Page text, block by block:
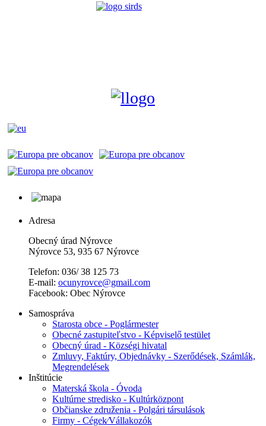
Adresa
Obecný úrad Nýrovce
Nýrovce 53, 935 67 Nýrovce
Telefon: 036/ 38 125 73
E-mail: ocunyrovce@gmail.com
Facebook: Obec Nýrovce
Samospráva
Starosta obce - Poglármester
Obecné zastupiteľstvo - Képviselő testület
Obecný úrad - Községi hivatal
Zmluvy, Faktúry, Objednávky - Szerődések, Számlák,
Megrendelések
Inštitúcie
Materská škola - Óvoda
Kultúrne stredisko - Kultúrközpont
Občianske združenia - Polgári társulások
Firmy - Cégek⁄Vállakozók